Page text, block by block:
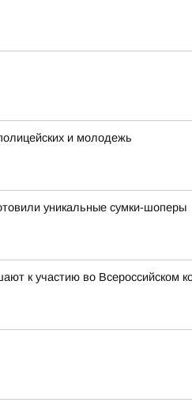
и молодежь
уникальные сумки-шоперы
к участию во Всероссийском